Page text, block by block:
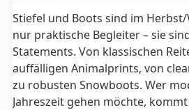
Stiefel und Boots sind im
nur praktische Begleiter – sie
Statements. Von klassischen
auffälligen Animalprints, von
zu robusten Snowboots. Wer
Jahreszeit gehen möchte,